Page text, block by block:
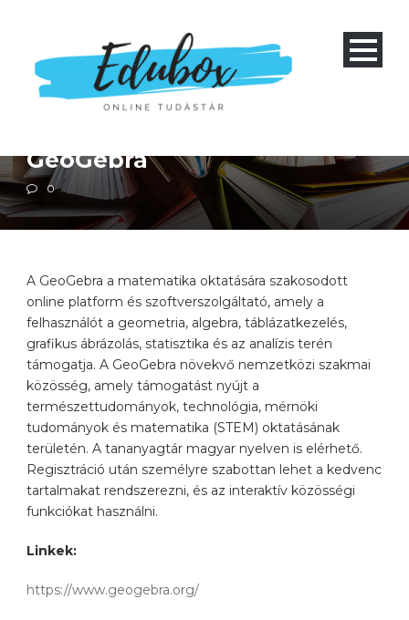
GeoGebra
0
A GeoGebra a matematika oktatására szakosodott
online platform és szoftverszolgáltató, amely a
felhasználót a geometria, algebra, táblázatkezelés,
grafikus ábrázolás, statisztika és az analízis terén
támogatja. A GeoGebra növekvő nemzetközi szakmai
közösség, amely támogatást nyújt a
természettudományok, technológia, mérnöki
tudományok és matematika (STEM) oktatásának
területén. A tananyagtár magyar nyelven is elérhető.
Regisztráció után személyre szabottan lehet a kedvenc
tartalmakat rendszerezni, és az interaktív közösségi
funkciókat használni.
Linkek:
https://www.geogebra.org/